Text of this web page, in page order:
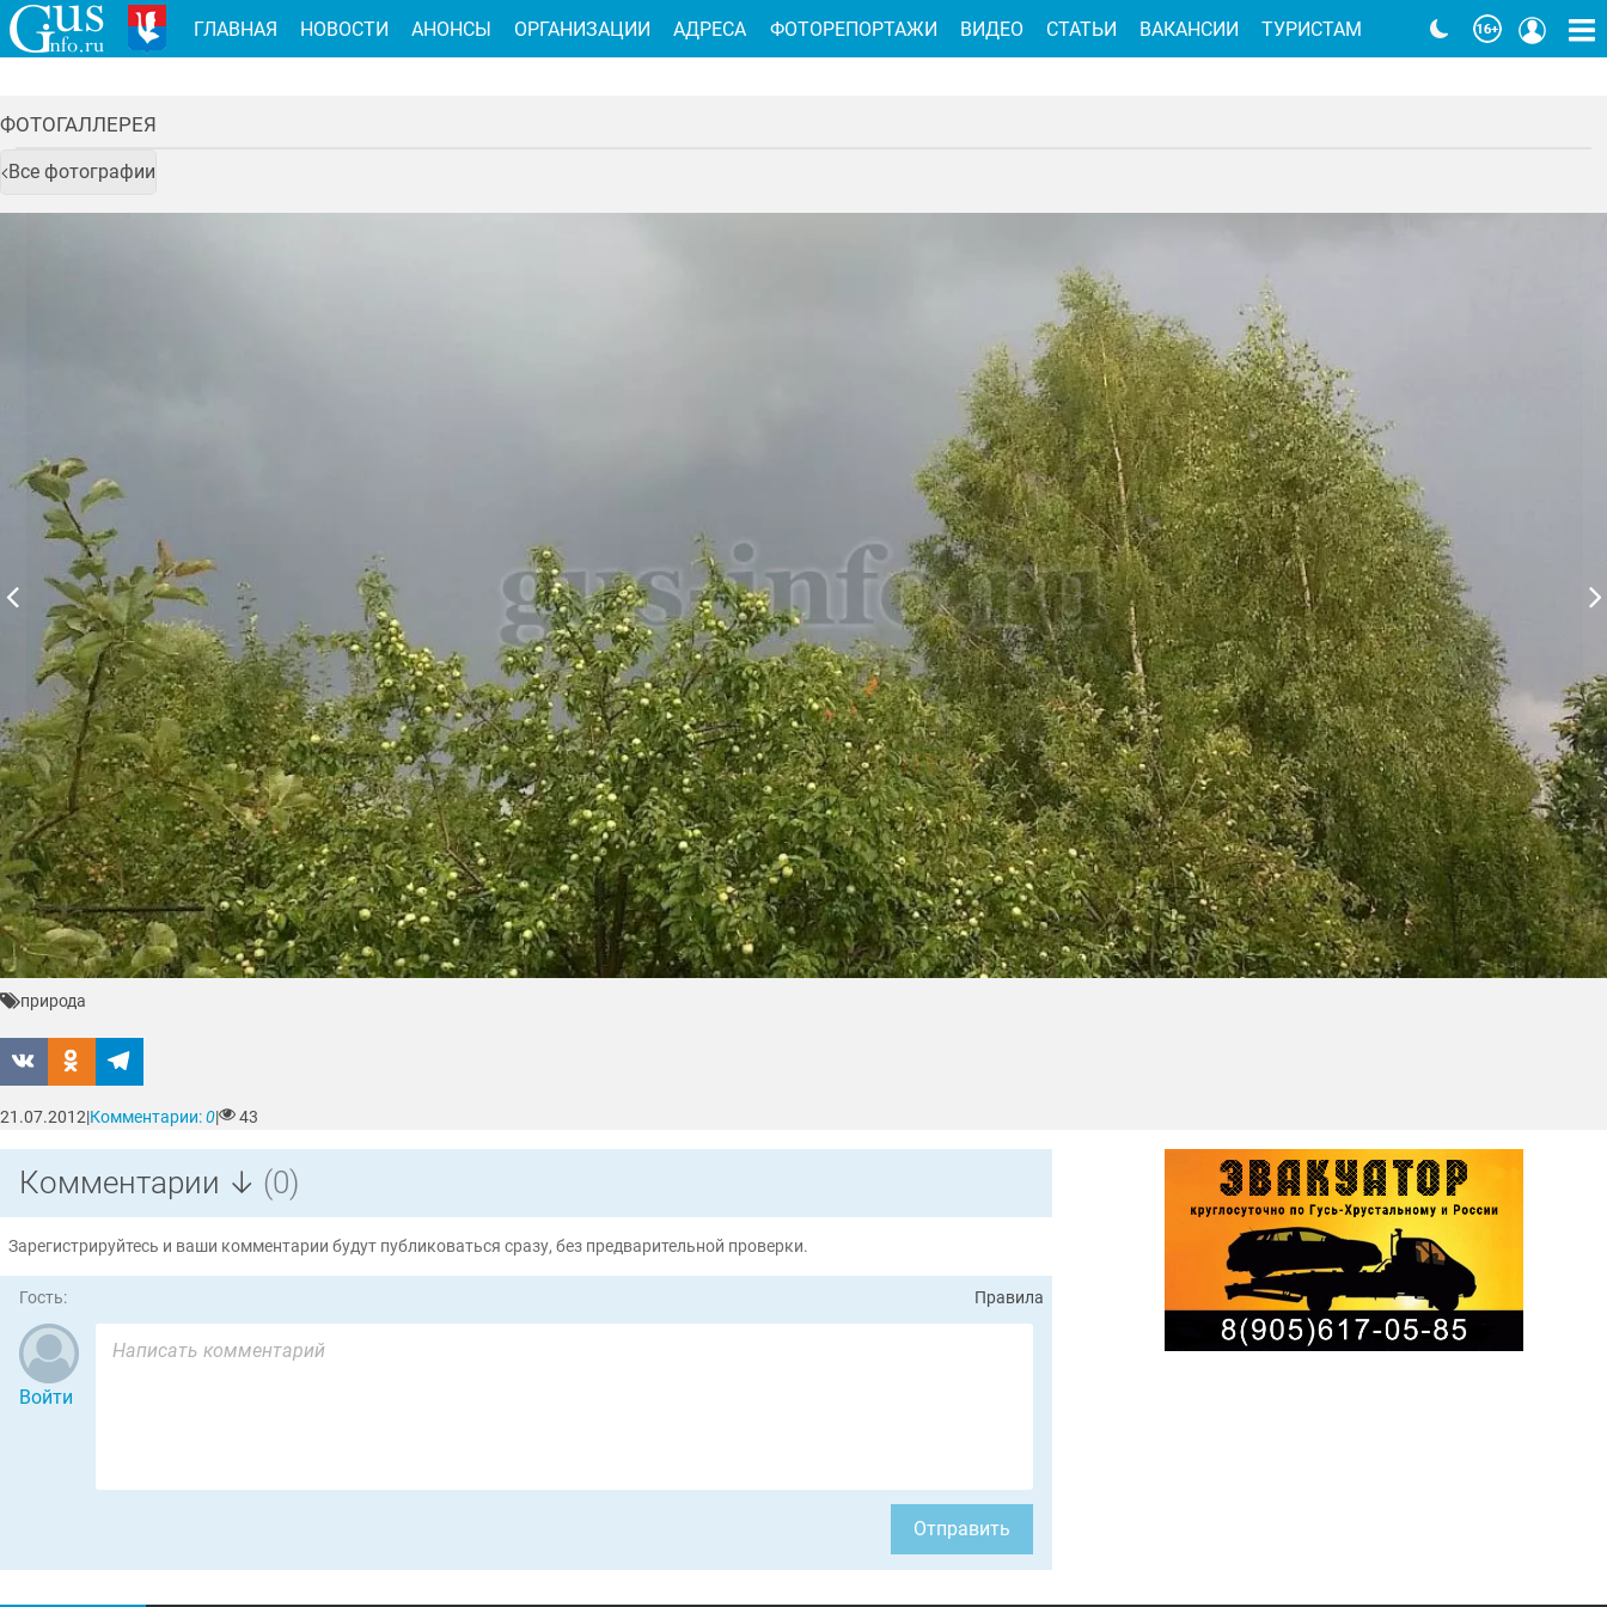
ФОТОГАЛЛЕРЕЯ
Все фотографии
природа
21.07.2012|Комментарии:0| 43
Комментарии ↓ (0)
Зарегистрируйтесь и ваши комментарии будут публиковаться сразу, без предварительной проверки.
Гость: Правила
Войти
Отправить
ГЛАВНАЯ НОВОСТИ АНОНСЫ ОРГАНИЗАЦИИ АДРЕСА ФОТОРЕПОРТАЖИ ВИДЕО СТАТЬИ ВАКАНСИИ ТУРИСТАМ